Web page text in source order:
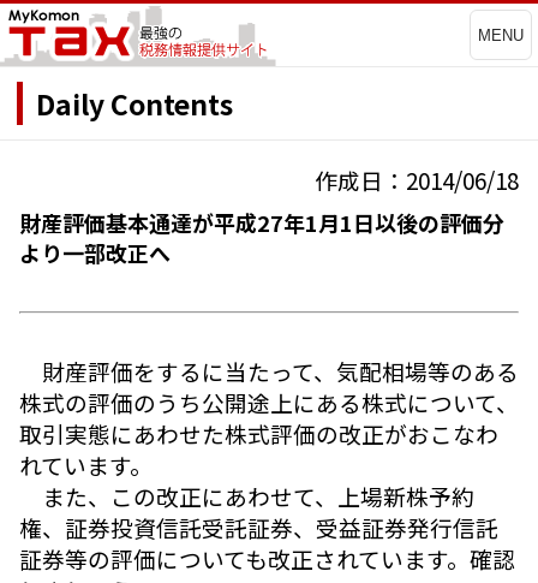
MENU
Daily Contents
作成日：2014/06/18
財産評価基本通達が平成27年1月1日以後の評価分
より一部改正へ
財産評価をするに当たって、気配相場等のある
株式の評価のうち公開途上にある株式について、
取引実態にあわせた株式評価の改正がおこなわ
れています。
また、この改正にあわせて、上場新株予約
権、証券投資信託受託証券、受益証券発行信託
証券等の評価についても改正されています。確認